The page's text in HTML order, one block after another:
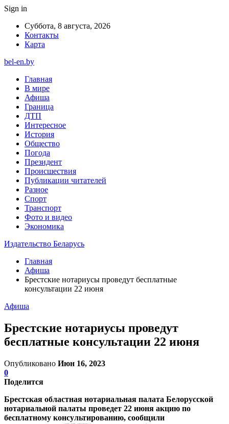
Sign in
Суббота, 8 августа, 2026
Контакты
Карта
bel-en.by
Главная
В мире
Афиша
Граница
ДТП
Интересное
История
Общество
Погода
Президент
Происшествия
Публикации читателей
Разное
Спорт
Транспорт
Фото и видео
Экономика
Издательство Беларусь
Главная
Афиша
Брестские нотариусы проведут бесплатные
консультации 22 июня
Афиша
Брестские нотариусы проведут
бесплатные консультации 22 июня
Опубликовано Июн 16, 2023
0
Поделится
Брестская областная нотариальная палата Белорусской
нотариальной палаты проведет 22 июня акцию по
бесплатному консультированию, сообщили